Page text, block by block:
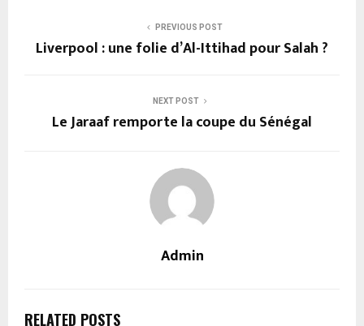
PREVIOUS POST
Liverpool : une folie d’Al-Ittihad pour Salah ?
NEXT POST
Le Jaraaf remporte la coupe du Sénégal
Admin
RELATED POSTS